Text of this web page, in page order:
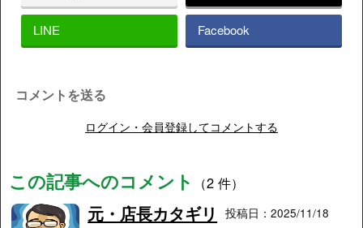
LINE Facebook
コメントを送る
ログイン・会員登録してコメントする
この記事へのコメント （2 件）
元・店長カタギリ
投稿日：2025/11/18